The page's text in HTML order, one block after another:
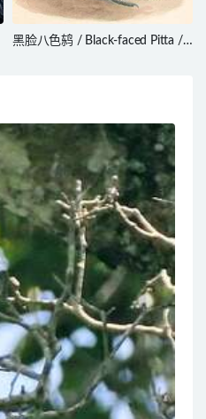
黑脸八色鸫 / Black-faced Pitta /